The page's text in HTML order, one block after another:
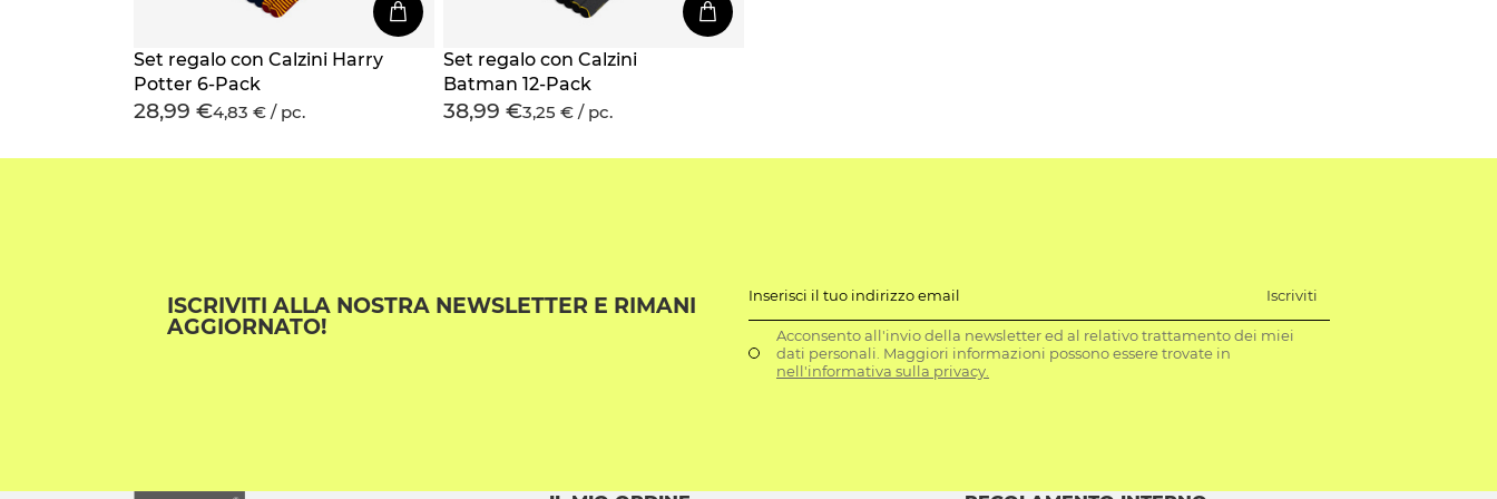
Set regalo con Calzini Harry
Potter 6-Pack
28,99 €4,83 € / pc.
Set regalo con Calzini
Batman 12-Pack
38,99 €3,25 € / pc.
ISCRIVITI ALLA NOSTRA NEWSLETTER E RIMANI
AGGIORNATO!
Inserisci il tuo indirizzo email Iscriviti
Acconsento all'invio della newsletter ed al relativo trattamento dei miei
dati personali. Maggiori informazioni possono essere trovate in
nell'informativa sulla privacy.